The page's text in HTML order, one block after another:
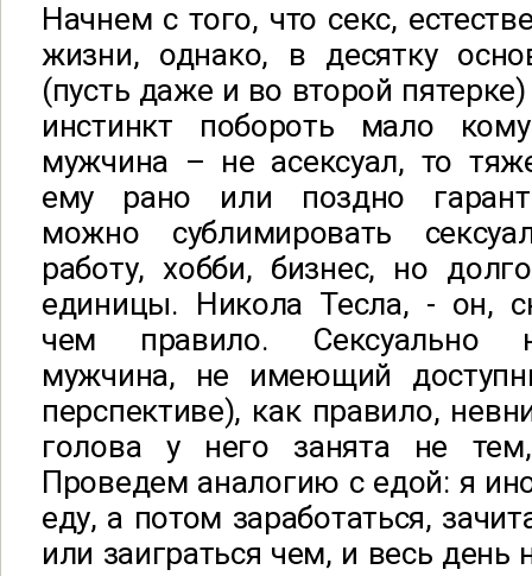
Начнем с того, что секс,
жизни, однако, в десятку
(пусть даже и во второй
инстинкт побороть мало
мужчина – не асексуал, то
ему рано или поздно
можно сублимировать
работу, хобби, бизнес, но
единицы. Никола Тесла, - он,
чем правило. Сексуально
мужчина, не имеющий
перспективе), как правило,
голова у него занята не
Проведем аналогию с едой: я
еду, а потом заработаться,
или заиграться чем, и весь день